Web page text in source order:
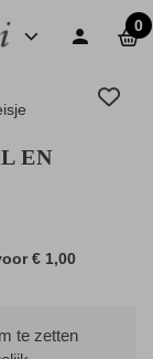
0
EN
€ 1,00
te zetten